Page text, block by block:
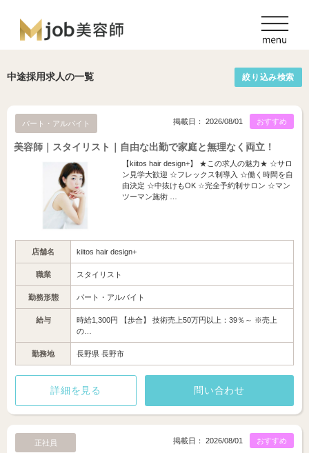
中途採用求人の一覧 絞り込み検索
パート・アルバイト おすすめ
掲載日： 2026/08/01
美容師｜スタイリスト｜自由な出勤で家庭と無理なく両立！
【kiitos hair design+】 ★この求人の魅力★ ☆サロ
ン見学大歓迎 ☆フレックス制導入 ☆働く時間を自
由決定 ☆中抜けもOK ☆完全予約制サロン ☆マン
ツーマン施術 …
店舗名 kiitos hair design+
職業 スタイリスト
勤務形態 パート・アルバイト
給与
時給1,300円 【歩合】 技術売上50万円以上：39％～ ※売上
の…
勤務地 長野県 長野市
詳細を見る 問い合わせ
正社員 おすすめ
掲載日： 2026/08/01